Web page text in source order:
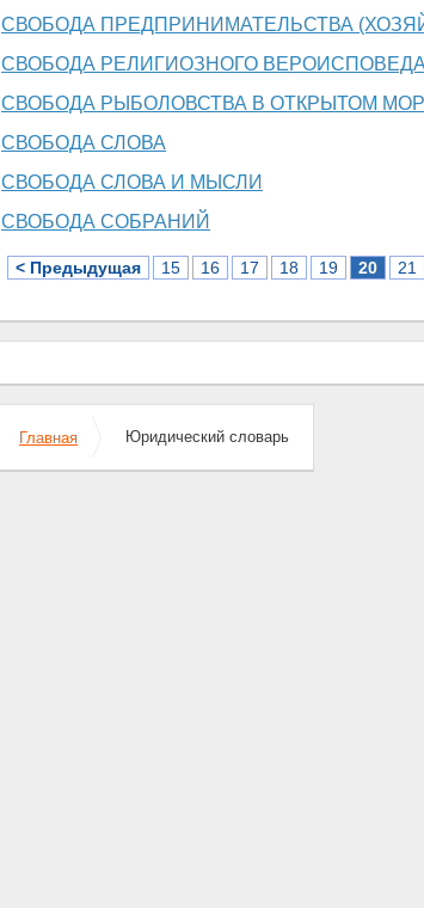
СВОБОДА ПРЕДПРИНИМАТЕЛЬСТВА
СВОБОДА РЕЛИГИОЗНОГО
СВОБОДА РЫБОЛОВСТВА В ОТКРЫТОМ
СВОБОДА СЛОВА
СВОБОДА СЛОВА И МЫСЛИ
СВОБОДА СОБРАНИЙ
< Предыдущая 15 16 17 18 19 20 21
Главная Юридический словарь